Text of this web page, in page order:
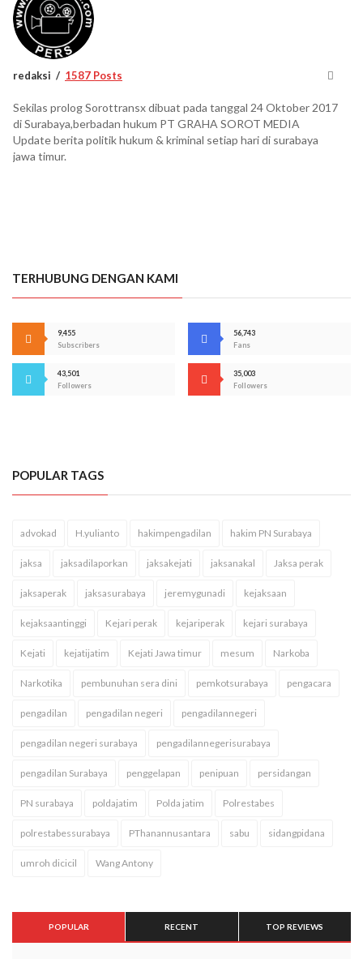
redaksi 1587 Posts
Sekilas prolog Sorottransx dibuat pada tanggal 24 Oktober 2017
di Surabaya,berbadan hukum PT GRAHA SOROT MEDIA
Update berita politik hukum & kriminal setiap hari di surabaya
jawa timur.
TERHUBUNG DENGAN KAMI
9,455
Subscribers
56,743
Fans
43,501
Followers
35,003
Followers
POPULAR TAGS
advokad H.yulianto hakimpengadilan hakim PN Surabaya
jaksa jaksadilaporkan jaksakejati jaksanakal Jaksa perak
jaksaperak jaksasurabaya jeremygunadi kejaksaan
kejaksaantinggi Kejari perak kejariperak kejari surabaya
Kejati kejatijatim Kejati Jawa timur mesum Narkoba
Narkotika pembunuhan sera dini pemkotsurabaya pengacara
pengadilan pengadilan negeri pengadilannegeri
pengadilan negeri surabaya pengadilannegerisurabaya
pengadilan Surabaya penggelapan penipuan persidangan
PN surabaya poldajatim Polda jatim Polrestabes
polrestabessurabaya PThanannusantara sabu sidangpidana
umroh dicicil Wang Antony
POPULAR RECENT TOP REVIEWS